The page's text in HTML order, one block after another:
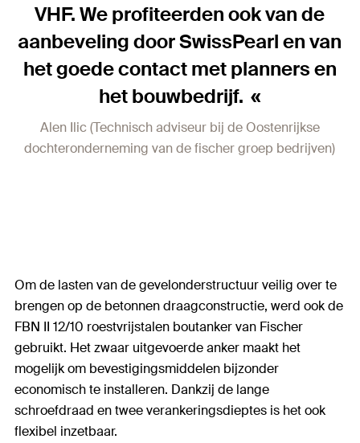
VHF. We profiteerden ook van de
aanbeveling door SwissPearl en van
het goede contact met planners en
het bouwbedrijf.
Alen Ilic (Technisch adviseur bij de Oostenrijkse
dochteronderneming van de fischer groep bedrijven)
Om de lasten van de gevelonderstructuur veilig over te
brengen op de betonnen draagconstructie, werd ook de
FBN II 12/10 roestvrijstalen boutanker van Fischer
gebruikt. Het zwaar uitgevoerde anker maakt het
mogelijk om bevestigingsmiddelen bijzonder
economisch te installeren. Dankzij de lange
schroefdraad en twee verankeringsdieptes is het ook
flexibel inzetbaar.